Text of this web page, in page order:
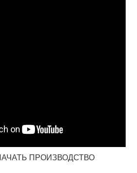
ПРОИЗВОДСТВО